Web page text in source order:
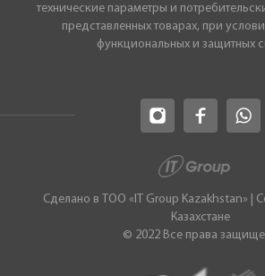
технические параметры и
представленных товарах, при
функциональных и защитных
Сделано в ТОО «IT Group Kazakhstan»
Казахстане
© 2022 Все права